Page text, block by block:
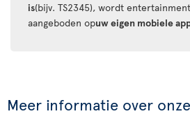
is(bijv. TS2345), wordt
aangeboden opuw eigen mobiele
Meer informatie over onze